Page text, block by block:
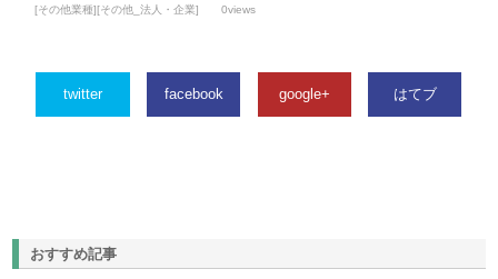
[その他業種][その他_法人・企業] 0views
twitter facebook google+ はてブ
おすすめ記事